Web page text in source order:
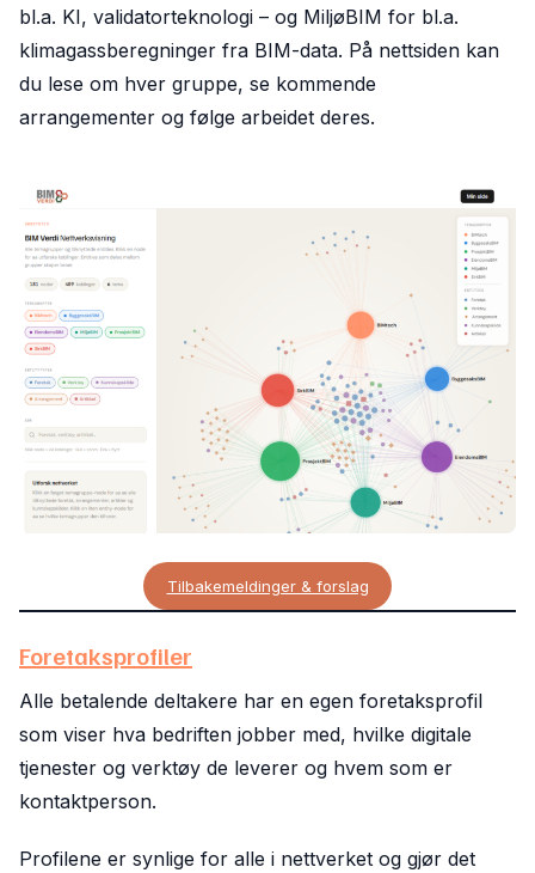
bl.a. KI, validatorteknologi – og MiljøBIM for bl.a.
klimagassberegninger fra BIM-data. På nettsiden kan
du lese om hver gruppe, se kommende
arrangementer og følge arbeidet deres.
Tilbakemeldinger & forslag
Foretaksprofiler
Alle betalende deltakere har en egen foretaksprofil
som viser hva bedriften jobber med, hvilke digitale
tjenester og verktøy de leverer og hvem som er
kontaktperson.
Profilene er synlige for alle i nettverket og gjør det